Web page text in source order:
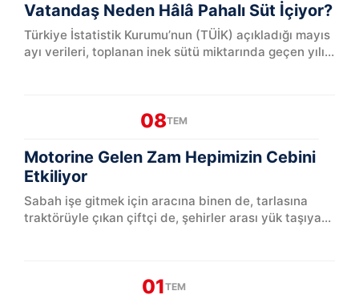
Vatandaş Neden Hâlâ Pahalı Süt İçiyor?
Türkiye İstatistik Kurumu’nun (TÜİK) açıkladığı mayıs
ayı verileri, toplanan inek sütü miktarında geçen yılın
08TEM
Motorine Gelen Zam Hepimizin Cebini
Etkiliyor
Sabah işe gitmek için aracına binen de, tarlasına
traktörüyle çıkan çiftçi de, şehirler arası yük taşıyan
01TEM